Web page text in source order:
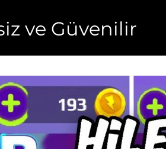
ve Güvenilir